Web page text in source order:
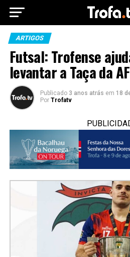
ARTIGOS
Futsal: Trofense
levantar a Taça da
Publicado 3 anos atrás em 18
Por Trofatv